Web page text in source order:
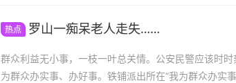
热点 罗山一痴呆老人走失……
群众利益无小事，一枝一叶总关情。公安民警应该时
为群众办实事、办好事。铁铺派出所在“我为群众办实